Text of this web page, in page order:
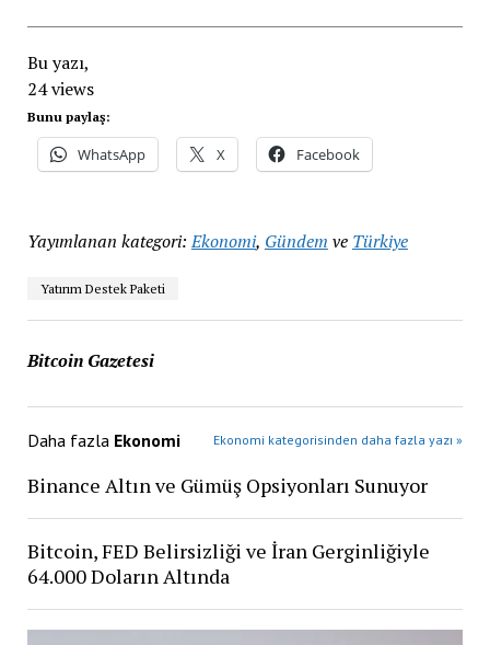
Bu yazı,
24 views
Bunu paylaş:
WhatsApp X Facebook
Yayımlanan kategori: Ekonomi, Gündem ve Türkiye
Yatırım Destek Paketi
Bitcoin Gazetesi
Daha fazla Ekonomi Ekonomi kategorisinden daha fazla yazı »
Binance Altın ve Gümüş Opsiyonları Sunuyor
Bitcoin, FED Belirsizliği ve İran Gerginliğiyle
64.000 Doların Altında